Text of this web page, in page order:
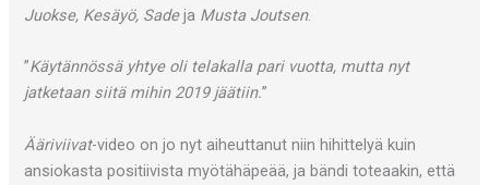
Juokse, Kesäyö, Sadeja Musta Joutsen.
”Käytännössä yhtye oli telakalla pari vuotta, mutta nyt
jatketaan siitä mihin 2019 jäätiin.”
Ääriviivat-video on jo nyt aiheuttanut niin hihittelyä kuin
ansiokasta positiivista myötähäpeää, ja bändi toteaakin, että